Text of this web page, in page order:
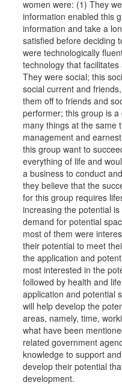
women were: (1) They
information enabled this
information and take a
satisfied before deciding
were technologically
technology that
They were social; this
social current and
them off to friends and
performer; this group is
many things at the same
management and
this group want to
everything of life and
a business to conduct
they believe that the
for this group requires
increasing the potential
demand for potential
most of them were
their potential to meet
the application and
most interested in the
followed by health and
application and potential
will help develop the
areas, namely, time,
what have been
related government
knowledge to support
develop their potential
development.